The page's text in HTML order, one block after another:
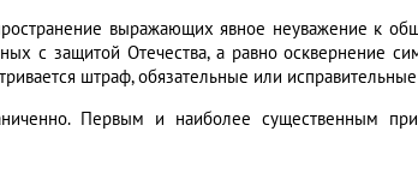
выражающих явное неуважение к
с защитой Отечества, а равно осквернение
штраф, обязательные или
Первым и наиболее существенным